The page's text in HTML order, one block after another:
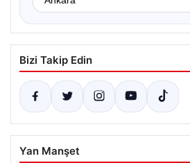
Bizi Takip Edin
Yan Manşet